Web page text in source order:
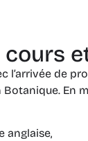
l’arrivée de
En
anglaise,